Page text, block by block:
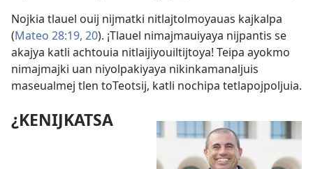
Nojkia tlauel ouij nijmatki nitlajtolmoyauas kajkalpa
(Mateo 28:19, 20). ¡Tlauel nimajmauiyaya nijpantis se
akajya katli achtouia nitlaijiyouiltijtoya! Teipa ayokmo
nimajmajki uan niyolpakiyaya nikinkamanaljuis
maseualmej tlen toTeotsij, katli nochipa tetlapojpoljuia.
¿KENIJKATSA